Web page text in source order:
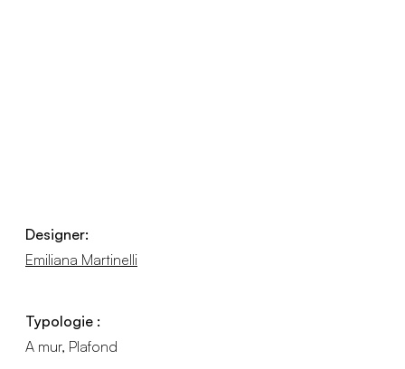
Designer:
Emiliana Martinelli
Typologie :
A mur, Plafond